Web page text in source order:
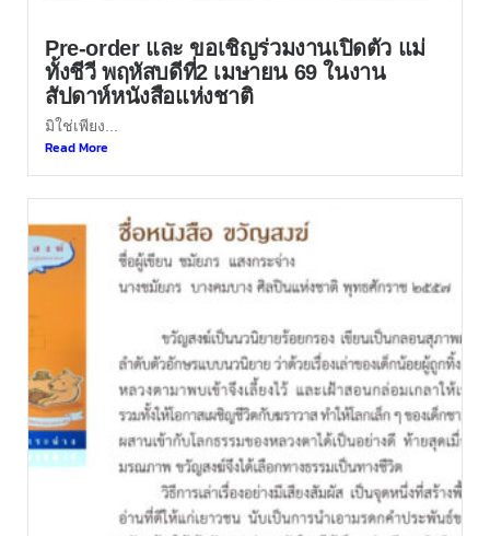
Pre-order และ ขอเชิญร่วมงานเปิดตัว แม่
ทั้งชีวี พฤหัสบดีที่2 เมษายน 69 ในงาน
สัปดาห์หนังสือแห่งชาติ
มิใช่เพียง...
Read More